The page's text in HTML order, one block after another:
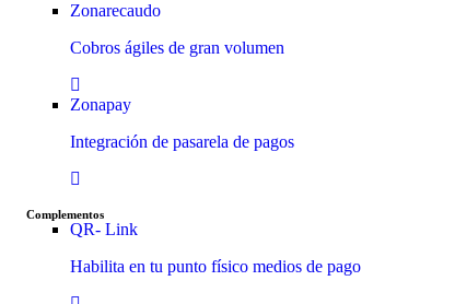
Zonarecaudo
Cobros ágiles de gran volumen
Zonapay
Integración de pasarela de pagos
Complementos
QR- Link
Habilita en tu punto físico medios de pago